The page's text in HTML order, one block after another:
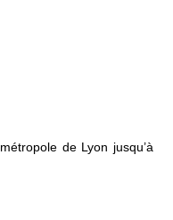
de Lyon jusqu’à